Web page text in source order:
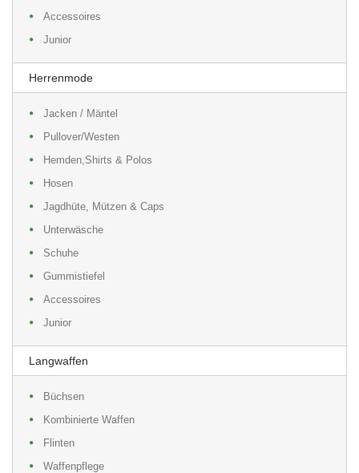
Accessoires
Junior
Herrenmode
Jacken / Mäntel
Pullover/Westen
Hemden,Shirts & Polos
Hosen
Jagdhüte, Mützen & Caps
Unterwäsche
Schuhe
Gummistiefel
Accessoires
Junior
Langwaffen
Büchsen
Kombinierte Waffen
Flinten
Waffenpflege